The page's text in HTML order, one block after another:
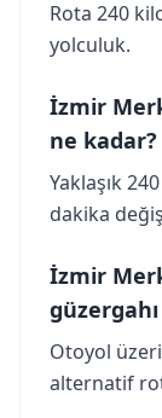
Rota 240
yolculuk.
İzmir
ne kadar?
Yaklaşık
dakika
İzmir
güzergahı
Otoyol
alternatif